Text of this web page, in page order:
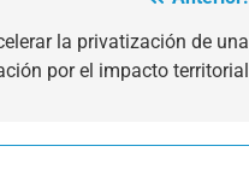
la privatización de una
por el impacto territorial